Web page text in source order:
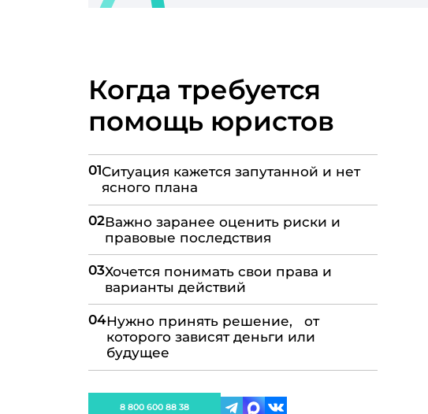
Когда требуется
помощь юристов
01Ситуация кажется запутанной и нет
ясного плана
02Важно заранее оценить риски и
правовые последствия
03Хочется понимать свои права и
варианты действий
04Нужно принять решение, от
которого зависят деньги или
будущее
8 800 600 88 38